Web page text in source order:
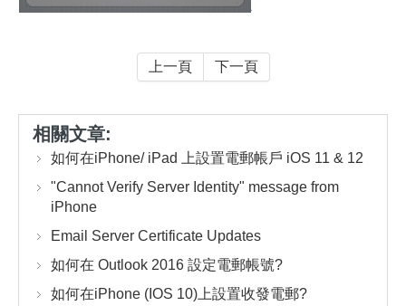
上一頁 下一頁
相關文章:
如何在iPhone/ iPad 上設置電郵帳戶 iOS 11 & 12
"Cannot Verify Server Identity" message from
iPhone
Email Server Certificate Updates
如何在 Outlook 2016 設定電郵帳號?
如何在iPhone (IOS 10)上設置收發電郵?